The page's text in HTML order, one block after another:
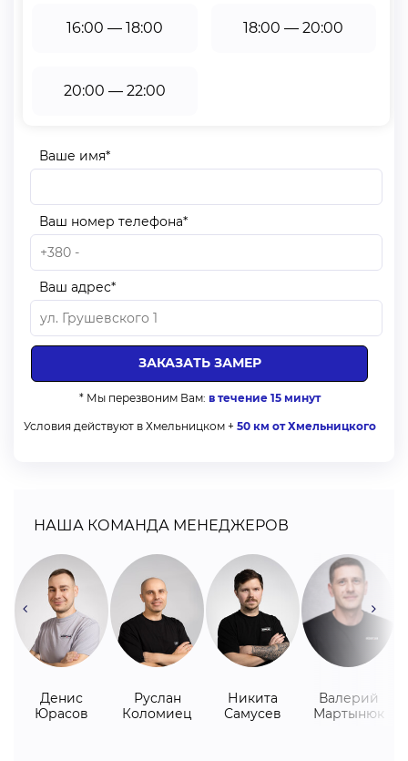
16:00 — 18:00 18:00 — 20:00
20:00 — 22:00
Ваше имя*
Ваш номер телефона*
Ваш адрес*
* Мы перезвоним Вам: в течение 15 минут
Условия действуют в Хмельницком + 50 км от Хмельницкого
НАША КОМАНДА МЕНЕДЖЕРОВ
Денис
Юрасов
Руслан
Коломиец
Никита
Самусев
Валерий
Мартынюк